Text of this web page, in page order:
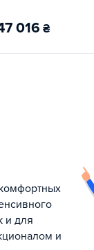
016 ₴
и для
и